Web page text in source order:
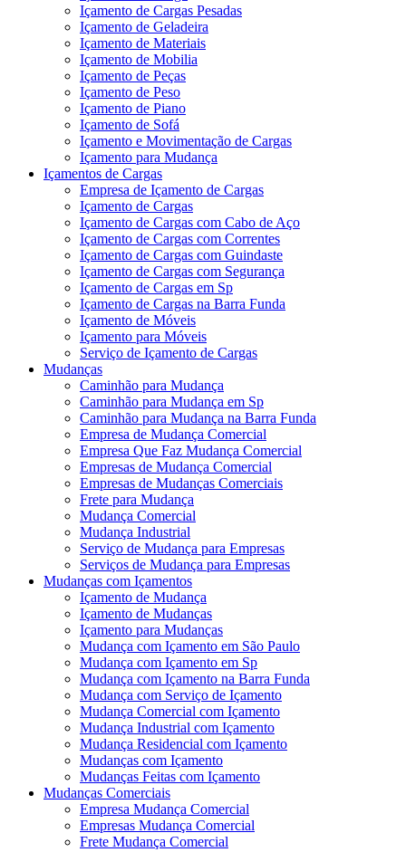
Içamento de Cargas Pesadas
Içamento de Geladeira
Içamento de Materiais
Içamento de Mobilia
Içamento de Peças
Içamento de Peso
Içamento de Piano
Içamento de Sofá
Içamento e Movimentação de Cargas
Içamento para Mudança
Içamentos de Cargas
Empresa de Içamento de Cargas
Içamento de Cargas
Içamento de Cargas com Cabo de Aço
Içamento de Cargas com Correntes
Içamento de Cargas com Guindaste
Içamento de Cargas com Segurança
Içamento de Cargas em Sp
Içamento de Cargas na Barra Funda
Içamento de Móveis
Içamento para Móveis
Serviço de Içamento de Cargas
Mudanças
Caminhão para Mudança
Caminhão para Mudança em Sp
Caminhão para Mudança na Barra Funda
Empresa de Mudança Comercial
Empresa Que Faz Mudança Comercial
Empresas de Mudança Comercial
Empresas de Mudanças Comerciais
Frete para Mudança
Mudança Comercial
Mudança Industrial
Serviço de Mudança para Empresas
Serviços de Mudança para Empresas
Mudanças com Içamentos
Içamento de Mudança
Içamento de Mudanças
Içamento para Mudanças
Mudança com Içamento em São Paulo
Mudança com Içamento em Sp
Mudança com Içamento na Barra Funda
Mudança com Serviço de Içamento
Mudança Comercial com Içamento
Mudança Industrial com Içamento
Mudança Residencial com Içamento
Mudanças com Içamento
Mudanças Feitas com Içamento
Mudanças Comerciais
Empresa Mudança Comercial
Empresas Mudança Comercial
Frete Mudança Comercial